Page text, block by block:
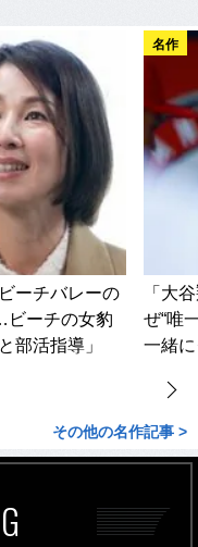
ーチバレーの
ビーチの女豹
部活指導」
名作
「大
ぜ“唯
一緒
その他の名作記事 >